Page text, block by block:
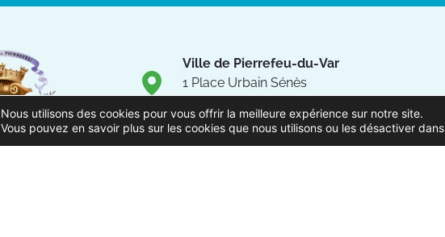
Ville de Pierrefeu-du-Var
1 Place Urbain Sénès
04.94.13.53.13
Nous utilisons des cookies pour vous offrir la meilleure expérience sur notre site.
Vous pouvez en savoir plus sur les cookies que nous utilisons ou les désactiver dans